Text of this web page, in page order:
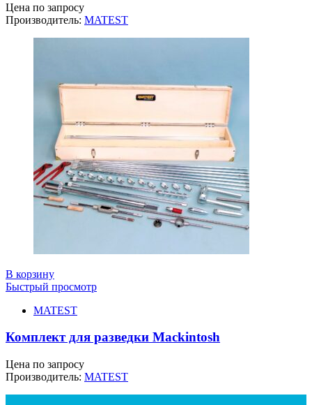
Цена по запросу
Производитель: MATEST
В корзину
Быстрый просмотр
MATEST
Комплект для разведки Mackintosh
Цена по запросу
Производитель: MATEST